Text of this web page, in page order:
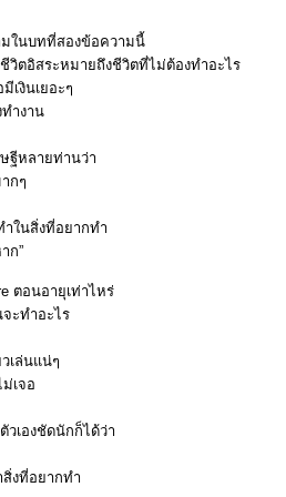
ในบทที่สองข้อความนี้
ชีวิตอิสระหมายถึงชีวิตที่ไม่ต้องทำอะไร
เงินเยอะๆ
ำงาน
ฐีหลายท่านว่า
กๆ
ในสิ่งที่อยากทำ
ก”
ตอนอายุเท่าไหร่
ะทำอะไร
เล่นแน่ๆ
เจอ
วเองชัดนักก็ได้ว่า
งที่อยากทำ